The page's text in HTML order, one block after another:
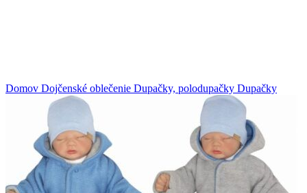
Domov Dojčenské oblečenie Dupačky, polodupačky Dupačky